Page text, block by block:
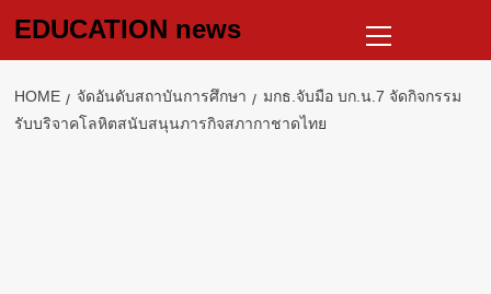
EDUCATION news
Menu
HOME จัดอันดับสถาบันการศึกษา
มกธ.จับมือ บก.น.7 จัดกิจกรรม
รับบริจาคโลหิตสนับสนุนภารกิจสภากาชาดไทย